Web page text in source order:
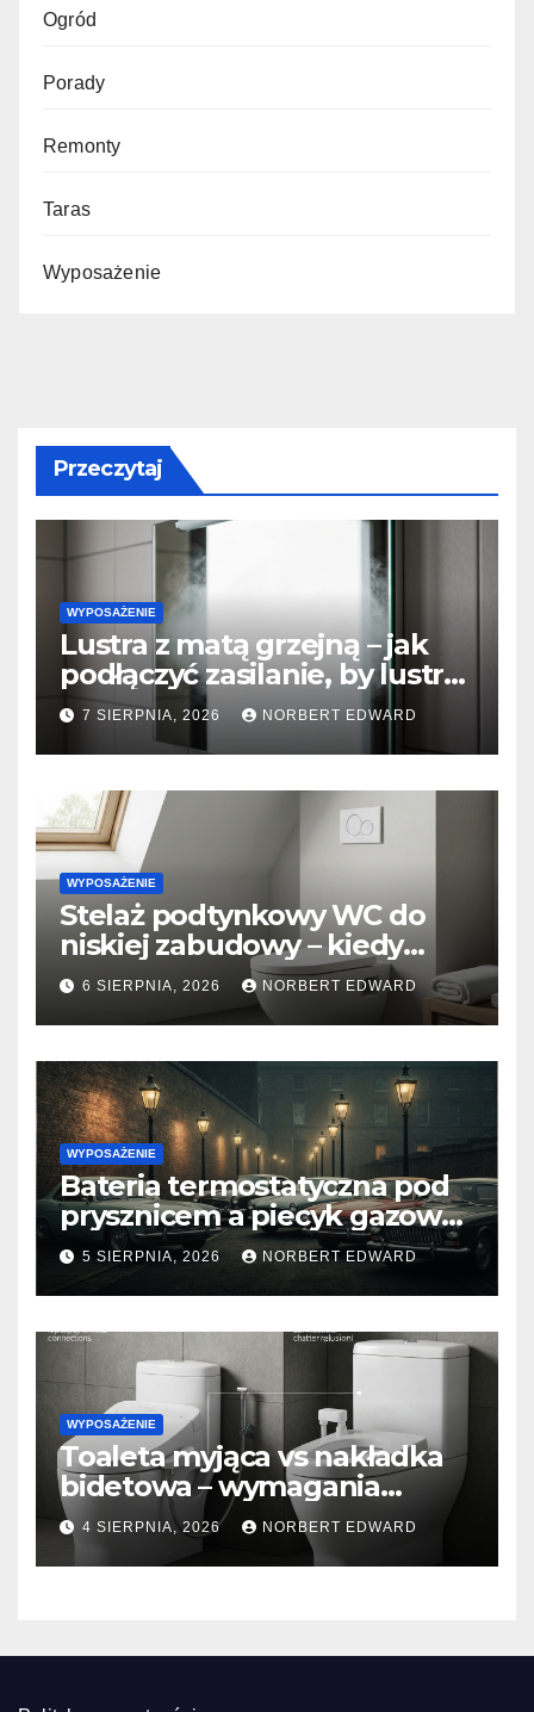
Ogród
Porady
Remonty
Taras
Wyposażenie
Przeczytaj
WYPOSAŻENIE
Lustra z matą grzejną – jak
podłączyć zasilanie, by lustro
nigdy nie parowało?
7 SIERPNIA, 2026 NORBERT EDWARD
WYPOSAŻENIE
Stelaż podtynkowy WC do
niskiej zabudowy – kiedy
warto go wybrać i jak
zamontować przycisk od
góry?
6 SIERPNIA, 2026 NORBERT EDWARD
WYPOSAŻENIE
Bateria termostatyczna pod
prysznicem a piecyk gazowy
– dlaczego woda może być
zimna?
5 SIERPNIA, 2026 NORBERT EDWARD
WYPOSAŻENIE
Toaleta myjąca vs nakładka
bidetowa – wymagania
dotyczące przyłącza wody i
prądu
4 SIERPNIA, 2026 NORBERT EDWARD